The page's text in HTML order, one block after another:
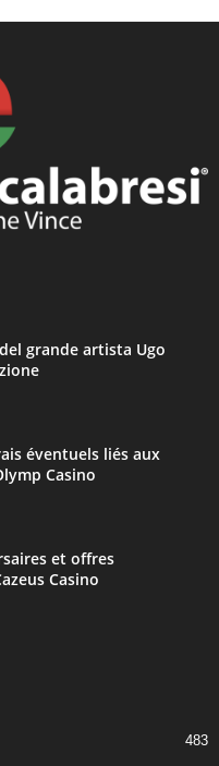
grande artista Ugo
éventuels liés aux
Casino
et offres
Casino
483